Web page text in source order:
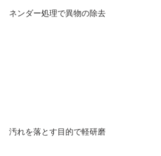
ネンダー処理で異物の除去
汚れを落とす目的で軽研磨